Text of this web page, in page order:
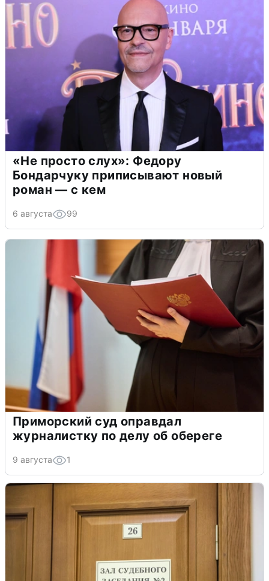
«Не просто слух»: Федору
Бондарчуку приписывают новый
роман — с кем
6 августа 99
Приморский суд оправдал
журналистку по делу об обереге
9 августа 1